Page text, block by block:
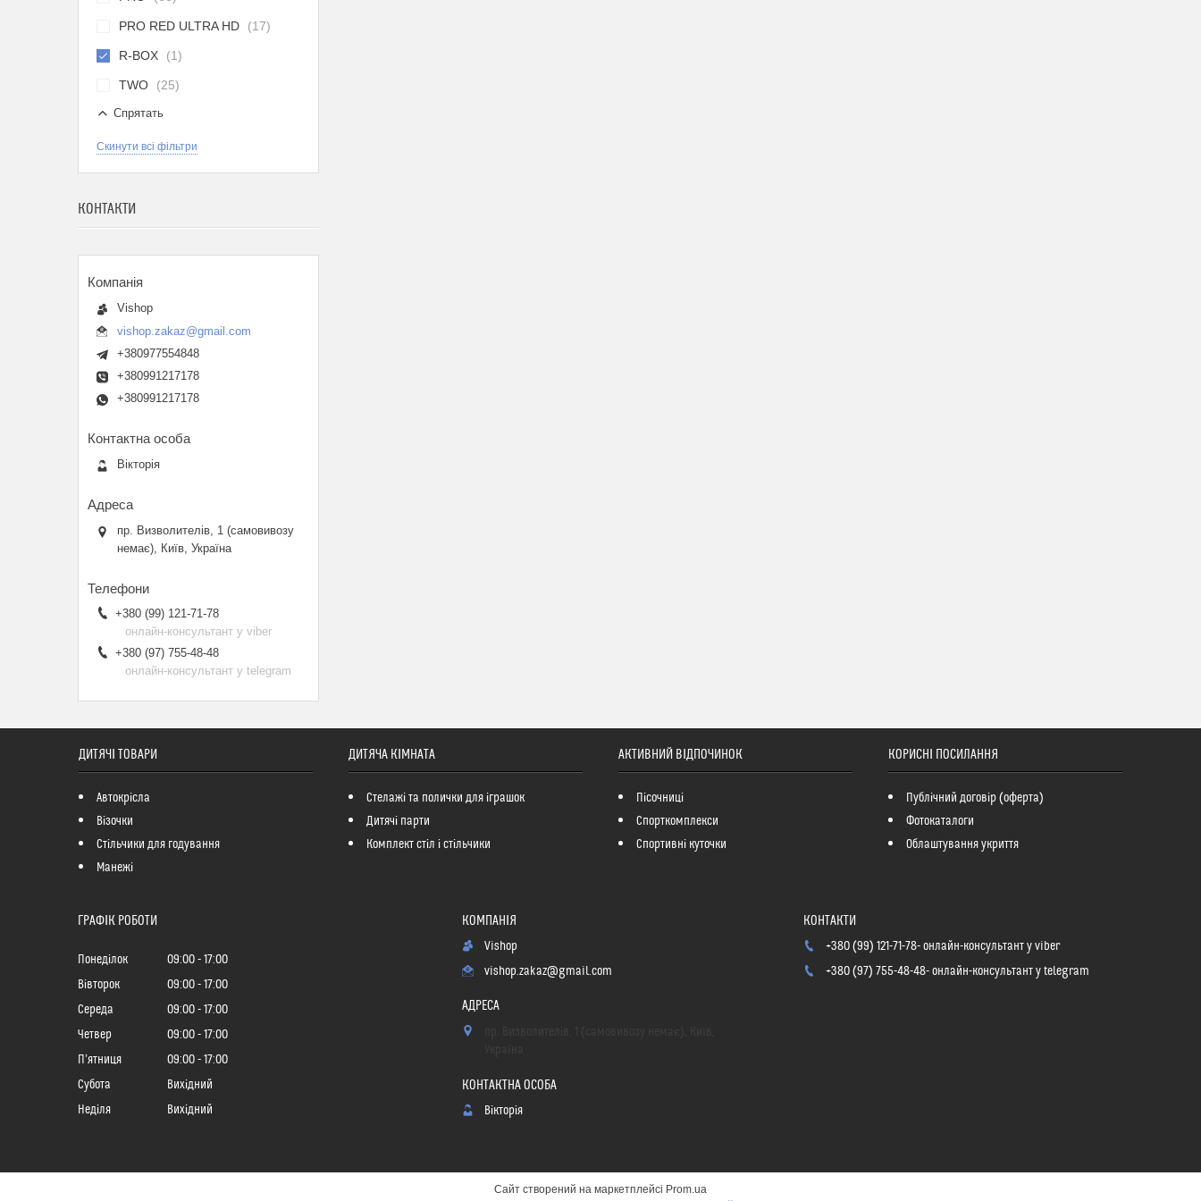
PRO RED ULTRA HD 17
R-BOX 1
TWO 25
Спрятать
Скинути всі фільтри
КОНТАКТИ
Vishop
vishop.zakaz@gmail.com
+380977554848
+380991217178
+380991217178
Вікторія
пр. Визволителів, 1 (самовивозу
немає), Київ, Україна
+380 (99) 121-71-78
онлайн-консультант у viber
+380 (97) 755-48-48
онлайн-консультант у telegram
ДИТЯЧІ ТОВАРИ
Автокрісла
Візочки
Стільчики для годування
Манежі
ДИТЯЧА КІМНАТА
Стелажі та полички для іграшок
Дитячі парти
Комплект стіл і стільчики
АКТИВНИЙ ВІДПОЧИНОК
Пісочниці
Спорткомплекси
Спортивні куточки
КОРИСНІ ПОСИЛАННЯ
Публічний договір (оферта)
Фотокаталоги
Облаштування укриття
ГРАФІК РОБОТИ
Понеділок 09:00
17:00
Вівторок
09:00
17:00
Середа
09:00
17:00
Четвер
09:00
17:00
Пʼятниця
09:00
17:00
Субота
Вихідний
Неділя
Вихідний
Vishop
vishop.zakaz@gmail.com
Вікторія
+380 (99) 121-71-78 онлайн-консультант у viber
+380 (97) 755-48-48 онлайн-консультант у telegram
Сайт створений на маркетплейсі Prom.ua